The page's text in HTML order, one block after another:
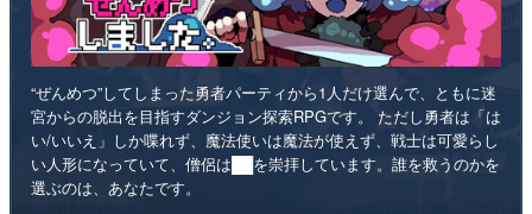
“ぜんめつ”してしまった勇者パーティから1人だけ選んで、ともに迷
宮からの脱出を目指すダンジョン探索RPGです。 ただし勇者は「は
い/いいえ」しか喋れず、魔法使いは魔法が使えず、戦士は可愛らし
い人形になっていて、僧侶は██を崇拝しています。誰を救うのかを
選ぶのは、あなたです。